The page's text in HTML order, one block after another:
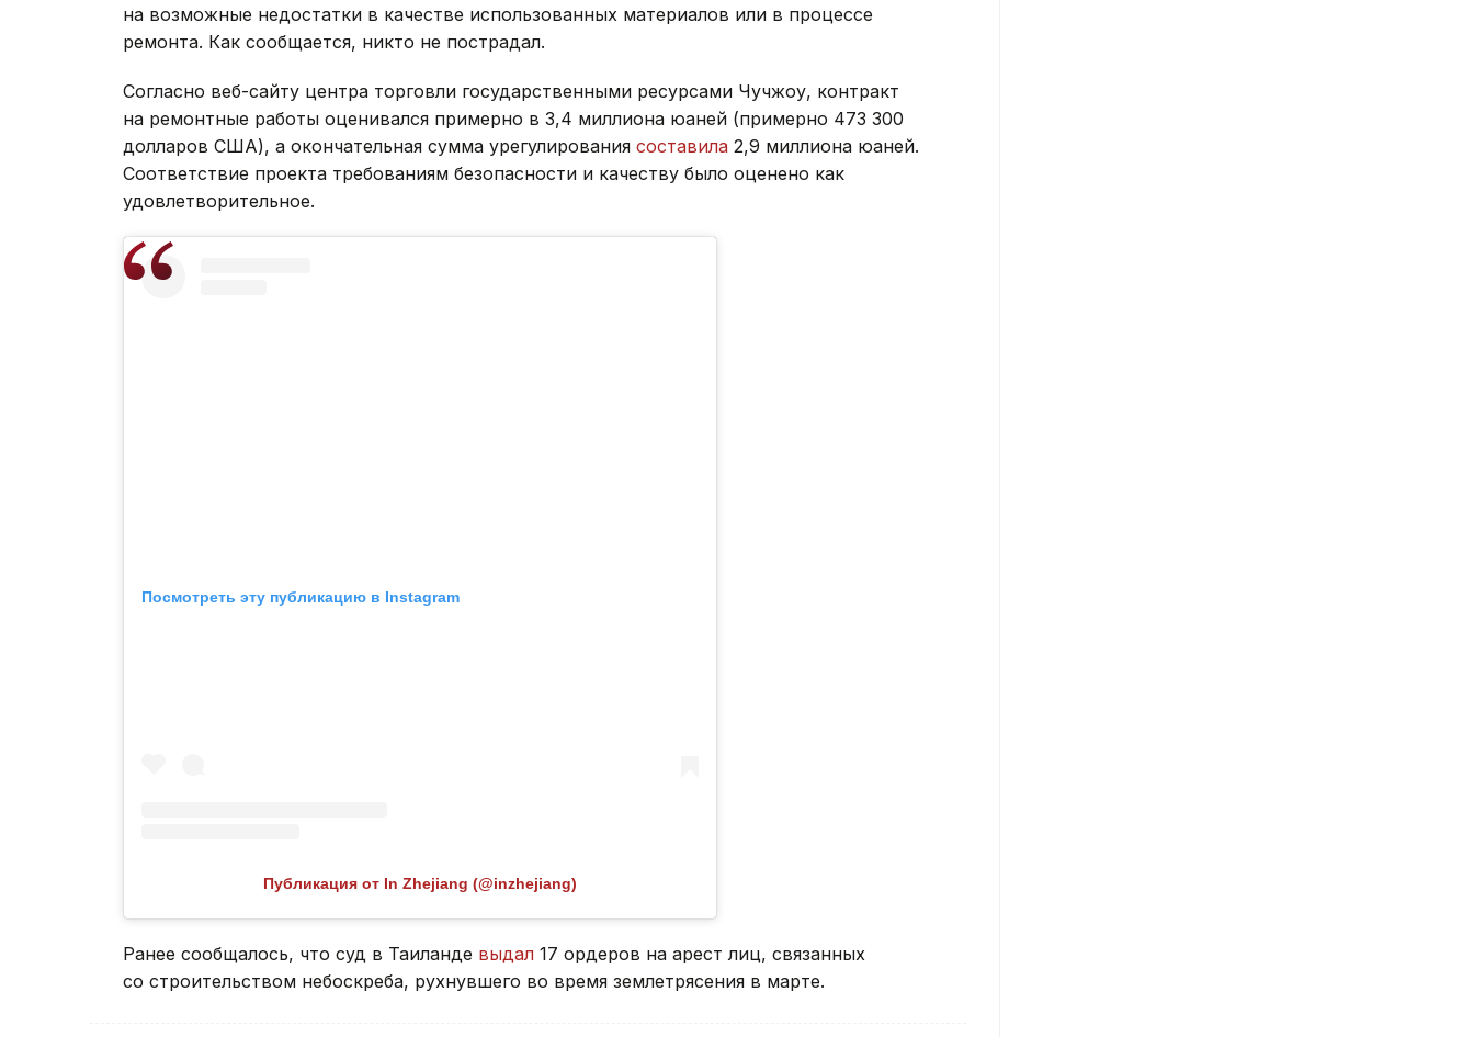
на возможные недостатки в качестве использованных материалов или в процессе
ремонта. Как сообщается, никто не пострадал.
Согласно веб-сайту центра торговли государственными ресурсами Чучжоу, контракт
на ремонтные работы оценивался примерно в 3,4 миллиона юаней (примерно 473 300
долларов США), а окончательная сумма урегулирования составила 2,9 миллиона юаней.
Соответствие проекта требованиям безопасности и качеству было оценено как
удовлетворительное.
Посмотреть эту публикацию в Instagram
Публикация от In Zhejiang (@inzhejiang)
Ранее сообщалось, что суд в Таиланде выдал 17 ордеров на арест лиц, связанных
со строительством небоскреба, рухнувшего во время землетрясения в марте.